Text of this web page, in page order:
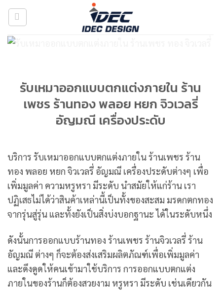
Skip
content
รับเหมาออกแบบตกแต่งภายใน ร้าน
เพชร ร้านทอง พลอย หยก จิวเวลรี่
อัญมณี เครื่องประดับ
บริการ รับเหมาออกแบบตกแต่งภายใน ร้านเพชร ร้าน
ทอง พลอย หยก จิวเวลรี่ อัญมณี เครื่องประดับต่างๆ เพื่อ
เพิ่มมูลค่า ความหรูหรา มีระดับ นำสมัยให้แก่ร้าน เรา
ปฏิเสธไม่ได้ว่าสินค้าเหล่านี้เป็นทั้งของสะสม มรดกตกทอง
จากรุ่นสู่รุ่น และทั้งยังเป็นสิ่งบ่งบอกฐานะ ได้ในระดับหนึ่ง
ดังนั้นการออกแบบร้านทอง ร้านเพชร ร้านจิวเวลรี่ ร้าน
อัญมณี ต่างๆ ก็จะต้องส่งเสริมผลิตภัณฑ์เพื่อเพิ่มมูลค่า
และดึงดูดให้คนเข้ามาใช้บริการ การออกแบบตกแต่ง
ภายในของร้านก็ต้องสวยงาม หรูหรา มีระดับ เช่นเดียวกัน